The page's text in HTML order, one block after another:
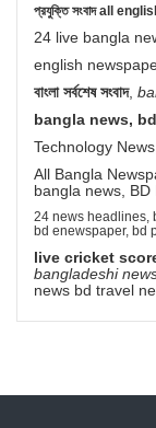
প্রযুক্তি সংবাদ all
24 live bangla
english
বাংলা সর্বশেষ সংবাদ,
bangla news,
Technology
All Bangla
bangla news,
24 news headlines,
bd enewspaper, bd
live cricket
bangladeshi
news bd travel